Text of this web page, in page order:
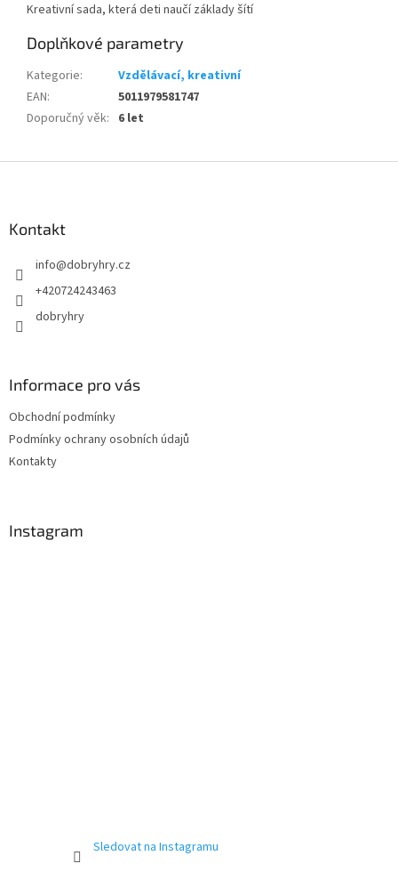
Kreativní sada, která deti naučí základy šítí
Doplňkové parametry
Kategorie:
Vzdělávací, kreativní
EAN:
5011979581747
Doporučný věk: 6 let
Kontakt
info@dobryhry.cz
+420724243463
dobryhry
Informace pro vás
Obchodní podmínky
Podmínky ochrany osobních údajů
Kontakty
Instagram
Sledovat na Instagramu